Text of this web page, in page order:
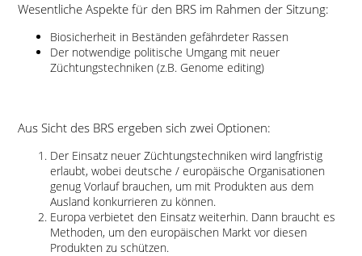
Wesentliche Aspekte für den BRS im Rahmen der Sitzung:
Biosicherheit in Beständen gefährdeter Rassen
Der notwendige politische Umgang mit neuer
Züchtungstechniken (z.B. Genome editing)
Aus Sicht des BRS ergeben sich zwei Optionen:
Der Einsatz neuer Züchtungstechniken wird langfristig
erlaubt, wobei deutsche / europäische Organisationen
genug Vorlauf brauchen, um mit Produkten aus dem
Ausland konkurrieren zu können.
Europa verbietet den Einsatz weiterhin. Dann braucht es
Methoden, um den europäischen Markt vor diesen
Produkten zu schützen.